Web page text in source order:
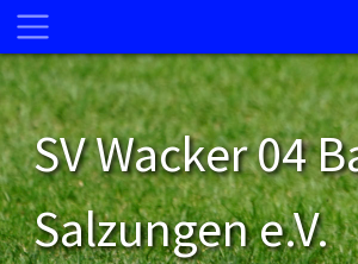
SV Wacker 04
Salzungen e.V.